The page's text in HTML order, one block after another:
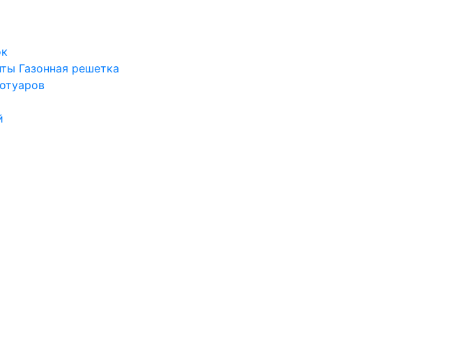
Газонная решетка